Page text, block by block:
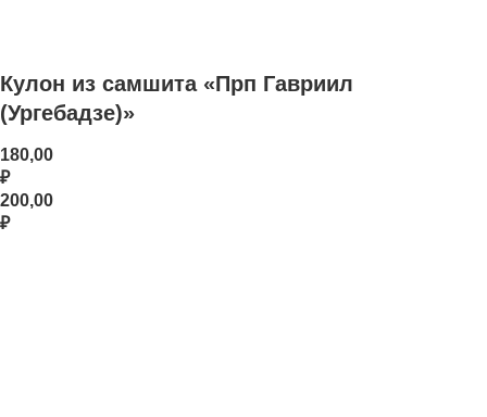
Кулон из самшита «Прп Гавриил
(Ургебадзе)»
180,00
₽
200,00
₽